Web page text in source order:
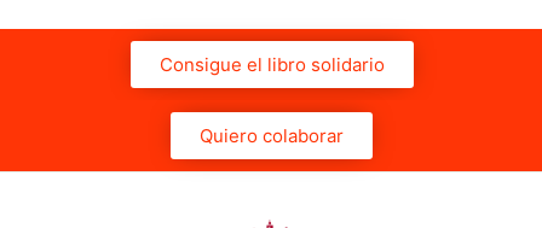
Consigue el libro solidario
Quiero colaborar